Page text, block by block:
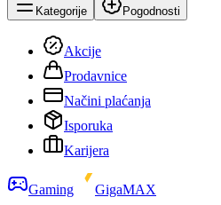
Kategorije Pogodnosti
Akcije
Prodavnice
Načini plaćanja
Isporuka
Karijera
Gaming
GigaMAX